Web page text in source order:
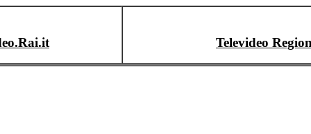
Televideo